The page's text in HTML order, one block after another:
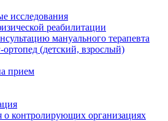
исследования
реабилитации
мануального терапевта
ортопед (детский, взрослый)
прием
контролирующих организациях